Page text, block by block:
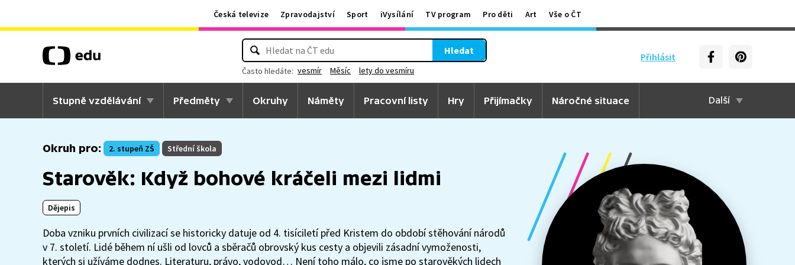
Česká televize Zpravodajství Sport iVysílání TV program Pro děti Art Vše o ČT
Přihlásit
Hledat
Často hledáte: vesmír Měsíc lety do vesmíru
Stupně vzdělávání Předměty Okruhy Náměty Pracovní listy Hry Přijímačky Náročné situace Další
Okruh pro: 2. stupeň ZŠ Střední škola
Starověk: Když bohové kráčeli mezi lidmi
Dějepis
Doba vzniku prvních civilizací se historicky datuje od 4. tisíciletí před Kristem do období stěhování národů
v 7. století. Lidé během ní ušli od lovců a sběračů obrovský kus cesty a objevili zásadní vymoženosti,
kterých si užíváme dodnes. Literaturu, právo, vodovod… Není toho málo, co jsme po starověkých lidech